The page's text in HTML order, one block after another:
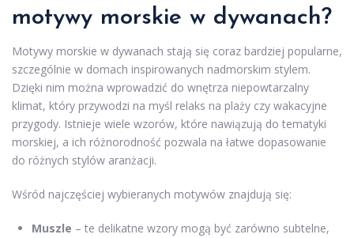
motywy morskie w dywanach?
Motywy morskie w dywanach stają się coraz bardziej popularne,
szczególnie w domach inspirowanych nadmorskim stylem.
Dzięki nim można wprowadzić do wnętrza niepowtarzalny
klimat, który przywodzi na myśl relaks na plaży czy wakacyjne
przygody. Istnieje wiele wzorów, które nawiązują do tematyki
morskiej, a ich różnorodność pozwala na łatwe dopasowanie
do różnych stylów aranżacji.
Wśród najczęściej wybieranych motywów znajdują się:
Muszle – te delikatne wzory mogą być zarówno subtelne,